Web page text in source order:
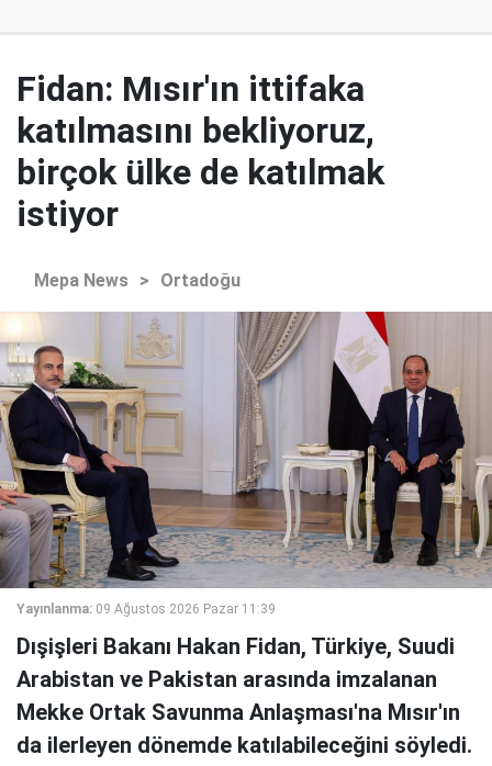
Fidan: Mısır'ın ittifaka
katılmasını bekliyoruz,
birçok ülke de katılmak
istiyor
Mepa News > Ortadoğu
Yayınlanma: 09 Ağustos 2026 Pazar 11:39
Dışişleri Bakanı Hakan Fidan, Türkiye, Suudi
Arabistan ve Pakistan arasında imzalanan
Mekke Ortak Savunma Anlaşması'na Mısır'ın
da ilerleyen dönemde katılabileceğini söyledi.